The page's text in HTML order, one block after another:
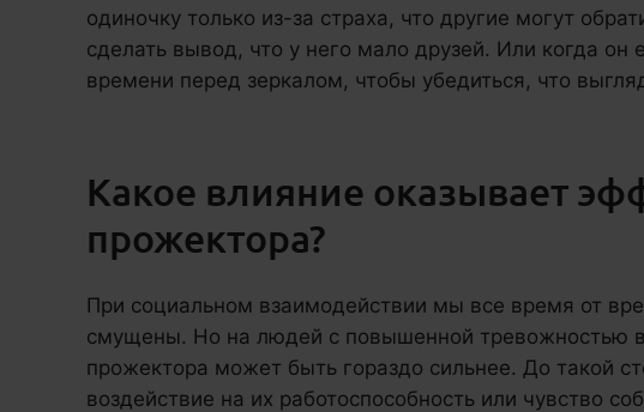
одиночку только из-за страха, что другие могут
сделать вывод, что у него мало друзей. Или когда он
времени перед зеркалом, чтобы убедиться, что
Какое влияние оказывает
прожектора?
При социальном взаимодействии мы все время от
смущены. Но на людей с повышенной тревожностью
прожектора может быть гораздо сильнее. До такой
воздействие на их работоспособность или чувство